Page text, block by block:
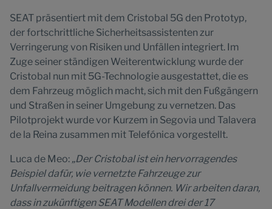
SEAT präsentiert mit dem Cristobal 5G den Prototyp,
der fortschrittliche Sicherheitsassistenten zur
Verringerung von Risiken und Unfällen integriert. Im
Zuge seiner ständigen Weiterentwicklung wurde der
Cristobal nun mit 5G-Technologie ausgestattet, die es
dem Fahrzeug möglich macht, sich mit den Fußgängern
und Straßen in seiner Umgebung zu vernetzen. Das
Pilotprojekt wurde vor Kurzem in Segovia und Talavera
de la Reina zusammen mit Telefónica vorgestellt.
Luca de Meo: „Der Cristobal ist ein hervorragendes
Beispiel dafür, wie vernetzte Fahrzeuge zur
Unfallvermeidung beitragen können. Wir arbeiten daran,
dass in zukünftigen SEAT Modellen drei der 17